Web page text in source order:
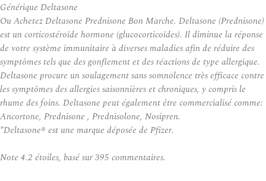
Générique Deltasone
Ou Achetez Deltasone Prednisone Bon Marche. Deltasone (Prednisone)
est un corticostéroïde hormone (glucocorticoïdes). Il diminue la réponse
de votre système immunitaire à diverses maladies afin de réduire des
symptômes tels que des gonflement et des réactions de type allergique.
Deltasone procure un soulagement sans somnolence très efficace contre
les symptômes des allergies saisonnières et chroniques, y compris le
rhume des foins. Deltasone peut également être commercialisé comme:
Ancortone, Prednisone , Prednisolone, Nosipren.
*Deltasone® est une marque déposée de Pfizer.
Note 4.2 étoiles, basé sur395 commentaires.